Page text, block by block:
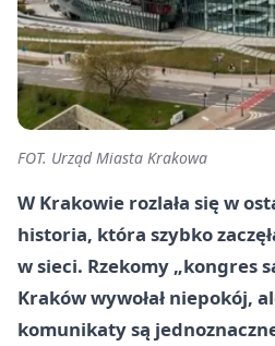
FOT. Urząd Miasta Krakowa
W Krakowie rozlała się w
historia, która szybko
w sieci. Rzekomy „kongres
Kraków wywołał niepokój,
komunikaty są